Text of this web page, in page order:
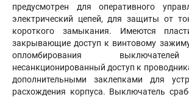
предусмотрен для оперативного
электрический цепей, для защиты от
короткого замыкания. Имеются
закрывающие доступ к винтовому
опломбирования
несанкционированный доступ к
дополнительными заклепками для
расхождения корпуса. Выключатель